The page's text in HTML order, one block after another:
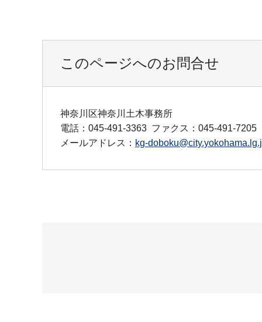
このページへのお問合せ
神奈川区神奈川土木事務所
電話：045-491-3363 ファクス：045-491-7205
メールアドレス： kg-